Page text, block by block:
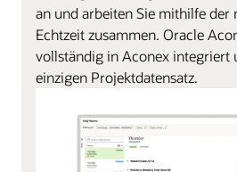
an und arbeiten Sie mithilfe der
Echtzeit zusammen. Oracle
vollständig in Aconex integriert
einzigen Projektdatensatz.